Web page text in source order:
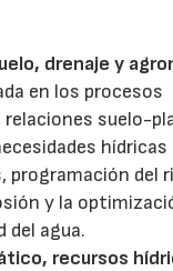
drenaje y
en los procesos
relaciones suelo-
hídricas
programación del
y la
del agua.
recursos